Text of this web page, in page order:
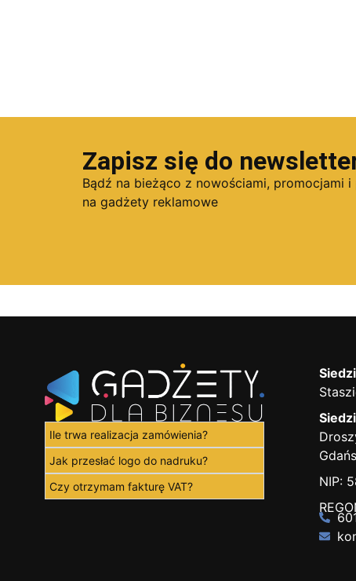
Zapisz się do
Bądź na bieżąco z nowościami, promocjami i
na gadżety reklamowe
Ile trwa realizacja zamówienia?
Jak przesłać logo do nadruku?
Czy otrzymam fakturę VAT?
NIP: